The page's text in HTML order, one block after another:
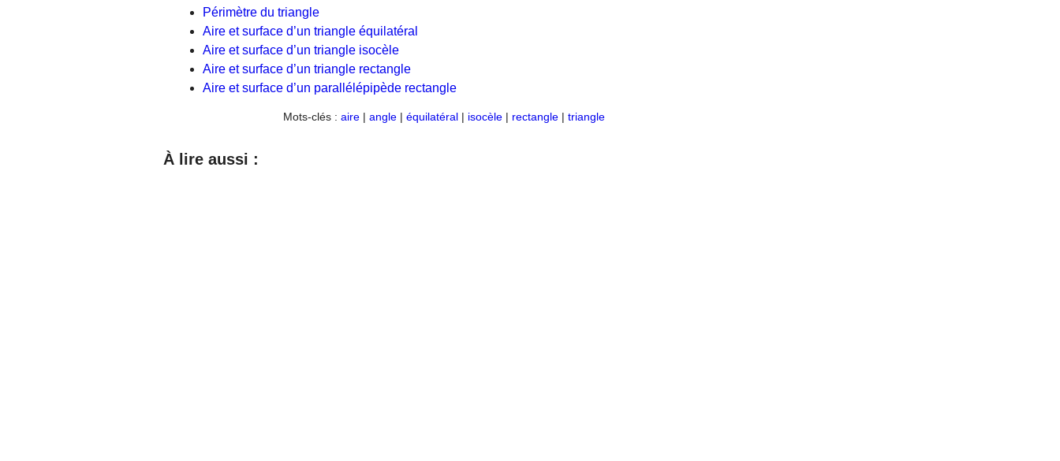
Périmètre du triangle
Aire et surface d’un triangle équilatéral
Aire et surface d’un triangle isocèle
Aire et surface d’un triangle rectangle
Aire et surface d’un parallélépipède rectangle
Mots-clés : aire | angle | équilatéral | isocèle | rectangle | triangle
À lire aussi :